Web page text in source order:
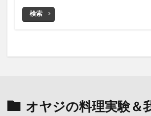
検索
オヤジの料理実験＆